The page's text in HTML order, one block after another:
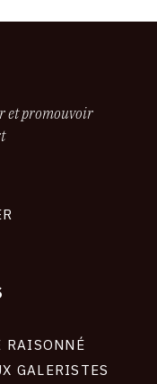
et promouvoir
RAISONNÉ
GALERISTES